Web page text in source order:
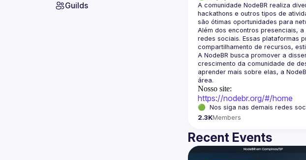
Guilds
A comunidade NodeBR realiza
hackathons e outros tipos de
Além dos encontros presenciais,
redes sociais. Essas plataformas
A NodeBR busca promover a
crescimento da comunidade de
aprender mais sobre elas, a
Nosso site:
https://nodebr.org/#/home
🟢  Nos siga nas demais redes
2.3KMembers
Recent Events